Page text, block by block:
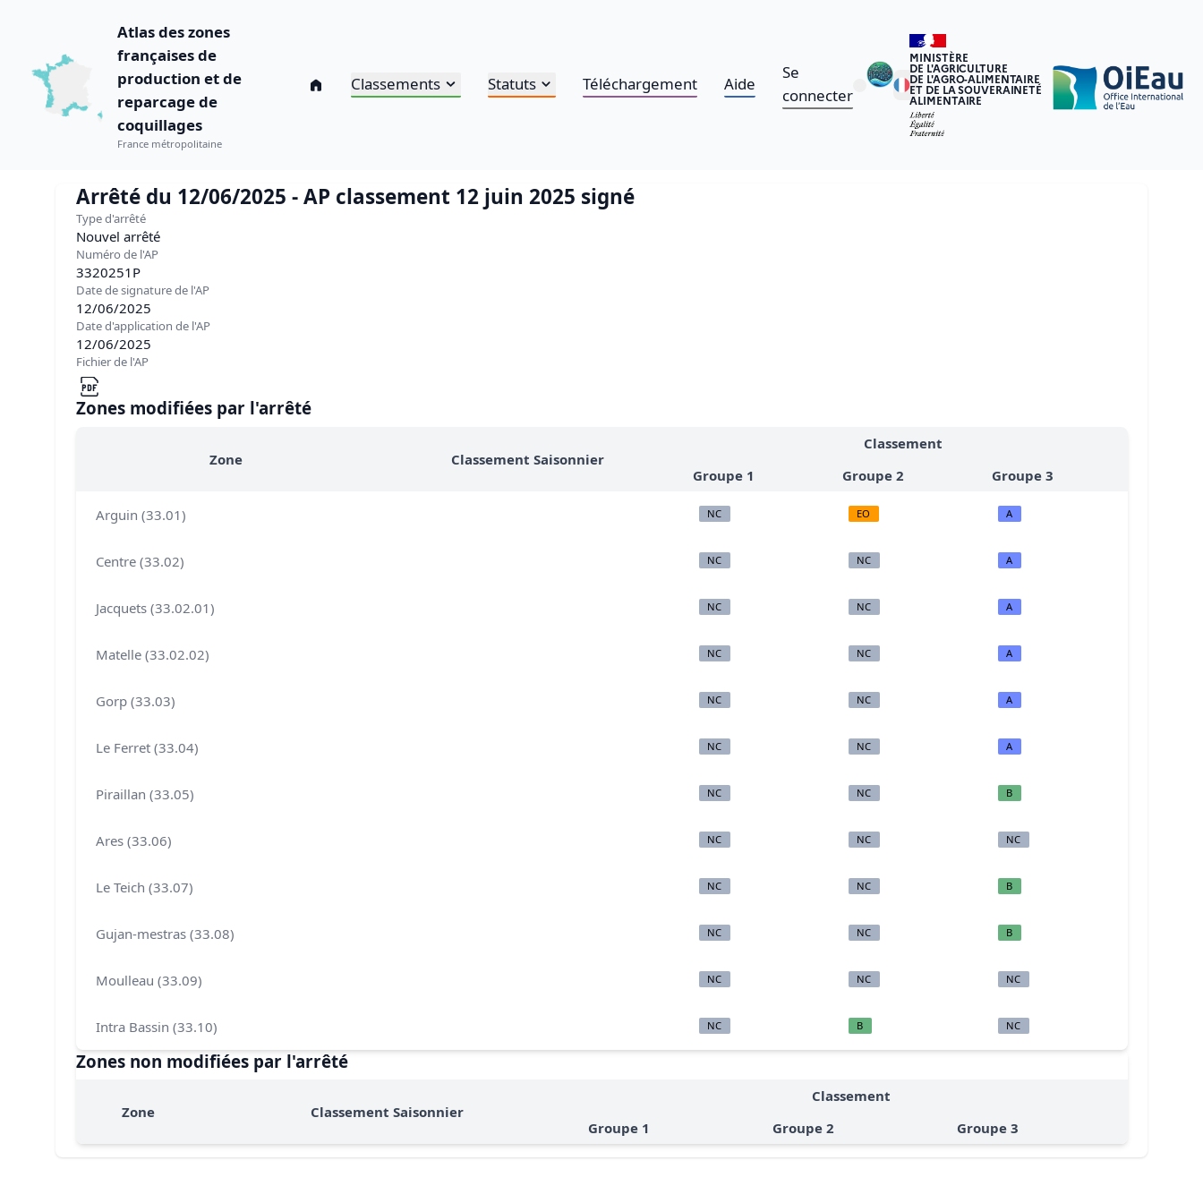
Atlas des zones
françaises de
production et de
reparcage de
coquillages
France métropolitaine
Classements Statuts Téléchargement Aide
Se
connecter
MINISTÈRE
DE L'AGRICULTURE
DE L'AGRO-ALIMENTAIRE
ET DE LA SOUVERAINETÉ
ALIMENTAIRE
Arrêté du 12/06/2025 - AP classement 12 juin 2025 signé
Type d'arrêté
Nouvel arrêté
Numéro de l'AP
3320251P
Date de signature de l'AP
12/06/2025
Date d'application de l'AP
12/06/2025
Fichier de l'AP
Zones modifiées par l'arrêté
Zone Classement Saisonnier
Classement
Groupe 1
Groupe 2 Groupe 3
Arguin (33.01) NC EO A
Centre (33.02) NC NC A
Jacquets (33.02.01) NC NC A
Matelle (33.02.02) NC NC A
Gorp (33.03) NC NC A
Le Ferret (33.04) NC NC A
Piraillan (33.05) NC NC B
Ares (33.06) NC NC NC
Le Teich (33.07) NC NC B
Gujan-mestras (33.08) NC NC B
Moulleau (33.09) NC NC NC
Intra Bassin (33.10) NC B NC
Zones non modifiées par l'arrêté
Zone Classement Saisonnier
Classement
Groupe 1
Groupe 2 Groupe 3